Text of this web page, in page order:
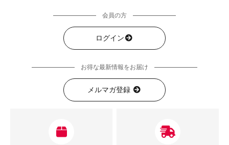
会員の方
ログイン
お得な最新情報をお届け
メルマガ登録